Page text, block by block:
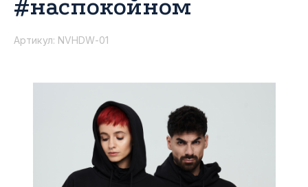
#наспокойном
Артикул: NVHDW-01